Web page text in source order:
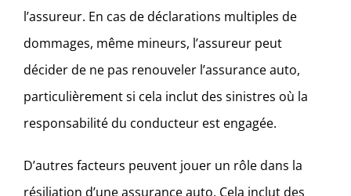
l’assureur. En cas de déclarations multiples de
dommages, même mineurs, l’assureur peut
décider de ne pas renouveler l’assurance auto,
particulièrement si cela inclut des sinistres où la
responsabilité du conducteur est engagée.
D’autres facteurs peuvent jouer un rôle dans la
résiliation d’une assurance auto. Cela inclut des